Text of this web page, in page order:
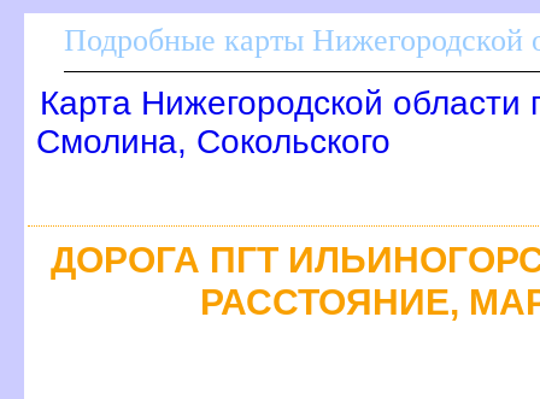
Подробные карты Нижегородской
Карта Нижегородской области
Смолина, Сокольского
ДОРОГА ПГТ
РАССТОЯНИЕ,